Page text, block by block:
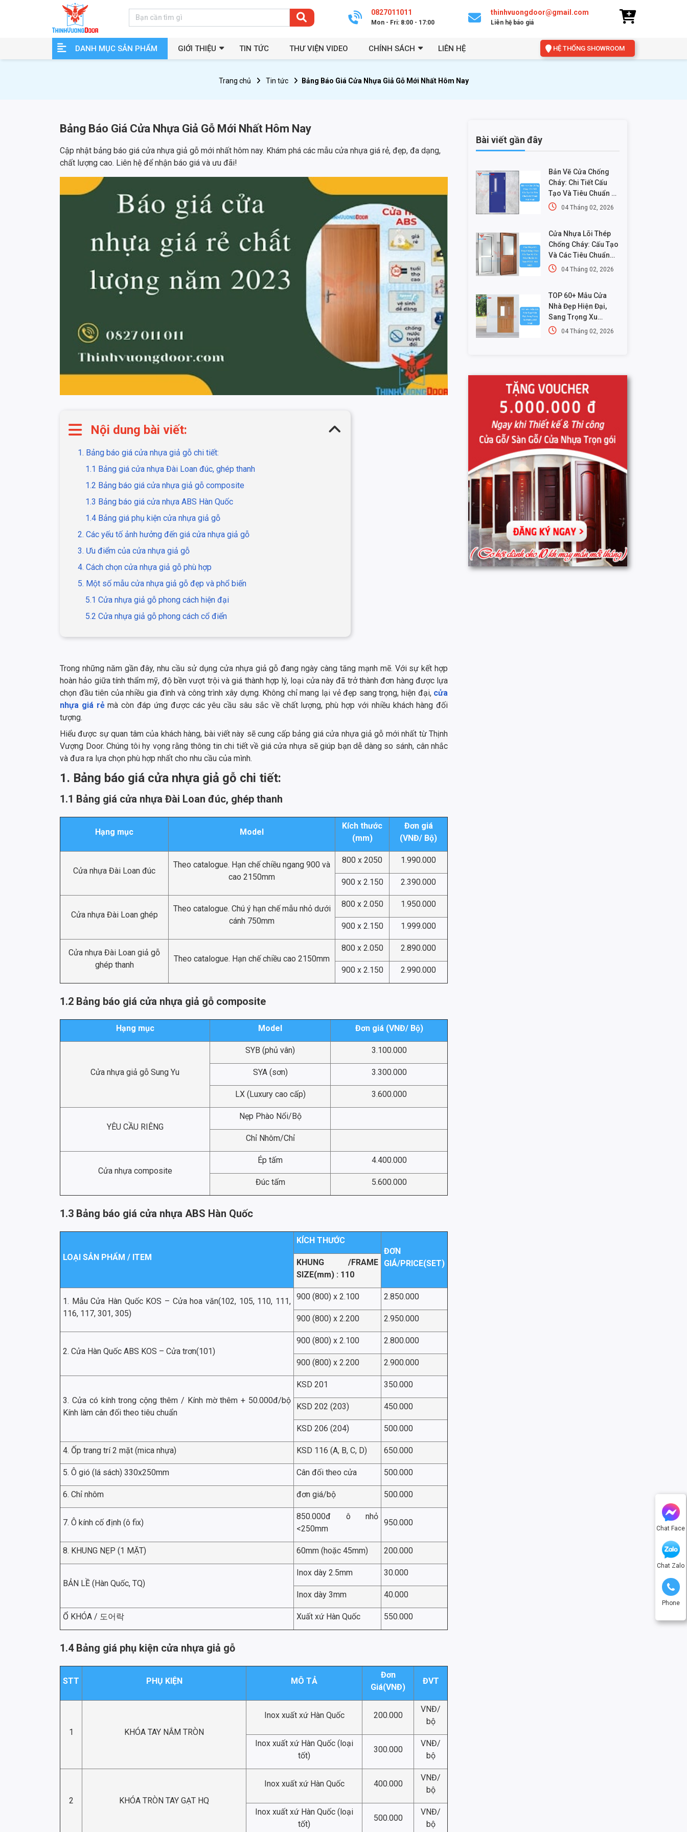
0827011011
Mon - Fri: 8:00 - 17:00
thinhvuongdoor@gmail.com
Liên hệ báo giá
DANH MỤC SẢN PHẨM GIỚI THIỆU TIN TỨC THƯ VIỆN VIDEO CHÍNH SÁCH LIÊN HỆ HỆ THỐNG SHOWROOM
Chat Face
Chat Zalo
Phone
Trang chủ Tin tức Bảng Báo Giá Cửa Nhựa Giả Gỗ Mới Nhất Hôm Nay
Bảng Báo Giá Cửa Nhựa Giả Gỗ Mới Nhất Hôm Nay
Cập nhật bảng báo giá cửa nhựa giả gỗ mới nhất hôm nay. Khám phá các mẫu cửa nhựa giá rẻ, đẹp, đa dạng,
chất lượng cao. Liên hệ để nhận báo giá và ưu đãi!
Nội dung bài viết:
1. Bảng báo giá cửa nhựa giả gỗ chi tiết:
1.1 Bảng giá cửa nhựa Đài Loan đúc, ghép thanh
1.2 Bảng báo giá cửa nhựa giả gỗ composite
1.3 Bảng báo giá cửa nhựa ABS Hàn Quốc
1.4 Bảng giá phụ kiện cửa nhựa giả gỗ
2. Các yếu tố ảnh hưởng đến giá cửa nhựa giả gỗ
3. Ưu điểm của cửa nhựa giả gỗ
4. Cách chọn cửa nhựa giả gỗ phù hợp
5. Một số mẫu cửa nhựa giả gỗ đẹp và phổ biến
5.1 Cửa nhựa giả gỗ phong cách hiện đại
5.2 Cửa nhựa giả gỗ phong cách cổ điển
Trong những năm gần đây, nhu cầu sử dụng cửa nhựa giả gỗ đang ngày càng tăng mạnh mẽ. Với sự kết hợp
hoàn hảo giữa tính thẩm mỹ, độ bền vượt trội và giá thành hợp lý, loại cửa này đã trở thành đơn hàng được lựa
chọn đầu tiên của nhiều gia đình và công trình xây dựng. Không chỉ mang lại vẻ đẹp sang trọng, hiện đại, cửa
nhựa giá rẻmà còn đáp ứng được các yêu cầu sâu sắc về chất lượng, phù hợp với nhiều khách hàng đối
tượng.
Hiểu được sự quan tâm của khách hàng, bài viết này sẽ cung cấp bảng giá cửa nhựa giả gỗ mới nhất từ ​​Thịnh
Vượng Door. Chúng tôi hy vọng rằng thông tin chi tiết về giá cửa nhựa sẽ giúp bạn dễ dàng so sánh, cân nhắc
và đưa ra lựa chọn phù hợp nhất cho nhu cầu của mình.
1. Bảng báo giá cửa nhựa giả gỗ chi tiết:
1.1 Bảng giá cửa nhựa Đài Loan đúc, ghép thanh
Hạng mục Model
Kích thước
(mm)
Đơn giá
(VNĐ/ Bộ)
Cửa nhựa Đài Loan đúc
Theo catalogue. Hạn chế chiều ngang 900 và
cao 2150mm
800 x 2050 1.990.000
900 x 2.150 2.390.000
Cửa nhựa Đài Loan ghép
Theo catalogue. Chú ý hạn chế mẫu nhỏ dưới
cánh 750mm
800 x 2.050 1.950.000
900 x 2.150 1.999.000
Cửa nhựa Đài Loan giả gỗ
ghép thanh
Theo catalogue. Hạn chế chiều cao 2150mm
800 x 2.050 2.890.000
900 x 2.150 2.990.000
1.2 Bảng báo giá cửa nhựa giả gỗ composite
Hạng mục Model Đơn giá (VNĐ/ Bộ)
Cửa nhựa giả gỗ Sung Yu
SYB (phủ vân) 3.100.000
SYA (sơn) 3.300.000
LX (Luxury cao cấp) 3.600.000
YÊU CẦU RIÊNG
Nẹp Phào Nổi/Bộ
Chỉ Nhôm/Chỉ
Cửa nhựa composite
Ép tấm 4.400.000
Đúc tấm 5.600.000
1.3 Bảng báo giá cửa nhựa ABS Hàn Quốc
LOẠI SẢN PHẨM / ITEM
KÍCH THƯỚC
ĐƠN
GIÁ/PRICE(SET)
KHUNG /FRAME
SIZE(mm) : 110
1. Mẫu Cửa Hàn Quốc KOS – Cửa hoa văn(102, 105, 110, 111,
116, 117, 301, 305)
900 (800) x 2.100 2.850.000
900 (800) x 2.200 2.950.000
2. Cửa Hàn Quốc ABS KOS – Cửa trơn(101)
900 (800) x 2.100 2.800.000
900 (800) x 2.200 2.900.000
3. Cửa có kính trong cộng thêm / Kính mờ thêm + 50.000đ/bộ
Kính làm cân đối theo tiêu chuẩn
KSD 201 350.000
KSD 202 (203) 450.000
KSD 206 (204) 500.000
4. Ốp trang trí 2 mặt (mica nhựa) KSD 116 (A, B, C, D) 650.000
5. Ô gió (lá sách) 330x250mm Cân đối theo cửa 500.000
6. Chỉ nhôm đơn giá/bộ 500.000
7. Ô kính cố định (ô fix)
850.000đ ô nhỏ
<250mm
950.000
8. KHUNG NẸP (1 MẶT) 60mm (hoặc 45mm) 200.000
BẢN LỀ (Hàn Quốc, TQ)
Inox dày 2.5mm 30.000
Inox dày 3mm 40.000
Ổ KHÓA / 도어락 Xuất xứ Hàn Quốc 550.000
1.4 Bảng giá phụ kiện cửa nhựa giả gỗ
STT PHỤ KIỆN MÔ TẢ
Đơn
Giá(VNĐ)
ĐVT
1 KHÓA TAY NẮM TRÒN
Inox xuất xứ Hàn Quốc 200.000
VNĐ/
bộ
Inox xuất xứ Hàn Quốc (loại
tốt)
300.000
VNĐ/
bộ
2 KHÓA TRÒN TAY GẠT HQ
Inox xuất xứ Hàn Quốc 400.000
VNĐ/
bộ
Inox xuất xứ Hàn Quốc (loại
tốt)
500.000
VNĐ/
bộ
Bài viết gần đây
Bản Vẽ Cửa Chống
Cháy: Chi Tiết Cấu
Tạo Và Tiêu Chuẩn Kỹ
Thuật Mới Nhất
04 Tháng 02, 2026
Cửa Nhựa Lõi Thép
Chống Cháy: Cấu Tạo
Và Các Tiêu Chuẩn
An Toàn PCCC Mới
04 Tháng 02, 2026
TOP 60+ Mẫu Cửa
Nhà Đẹp Hiện Đại,
Sang Trọng Xu
Hướng Mới Nhất
04 Tháng 02, 2026